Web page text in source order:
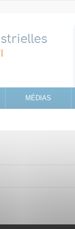
MÉDIAS